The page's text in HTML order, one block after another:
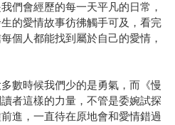
們會經歷的每一天平凡的日常，
的愛情故事彷彿觸手可及，看完
個人都能找到屬於自己的愛情，
數時候我們少的是勇氣，而《慢
者這樣的力量，不管是委婉試探
進，一直待在原地會和愛情錯過